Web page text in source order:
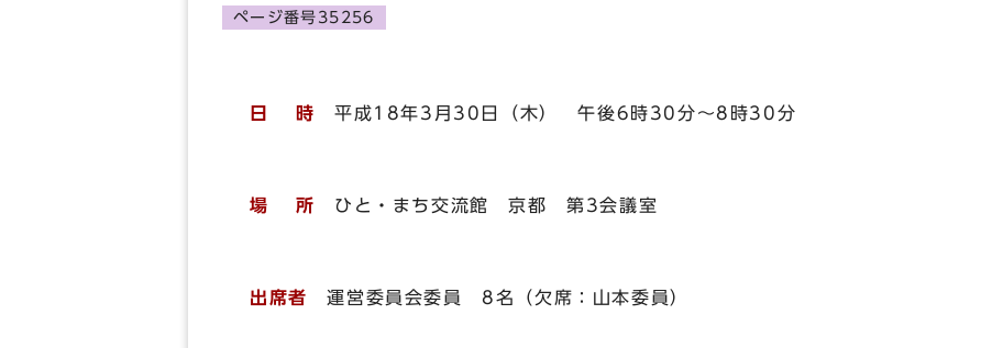
ページ番号35256
日 時 平成18年3月30日（木） 午後6時30分～8時30分
場 所 ひと・まち交流館 京都 第3会議室
出席者 運営委員会委員 8名（欠席：山本委員）